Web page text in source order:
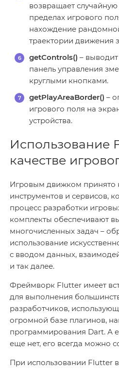
возвращает
пределах игрового
нахождение
траектории движения
getControls() –
панель управления
круглыми кнопками.
getPlayAreaBorder() –
игрового поля на
устройства.
Использование
качестве
Игровым движком принято
инструментов и сервисов,
процесс разработки
комплекты обеспечивают
многочисленных задач –
использование
с вводом данных,
и так далее.
Фреймворк Flutter имеет
для выполнения
разработчиков,
огромной базе плагинов,
программирования Dart. А
еще нет, его всегда можно
При использовании Flutter в